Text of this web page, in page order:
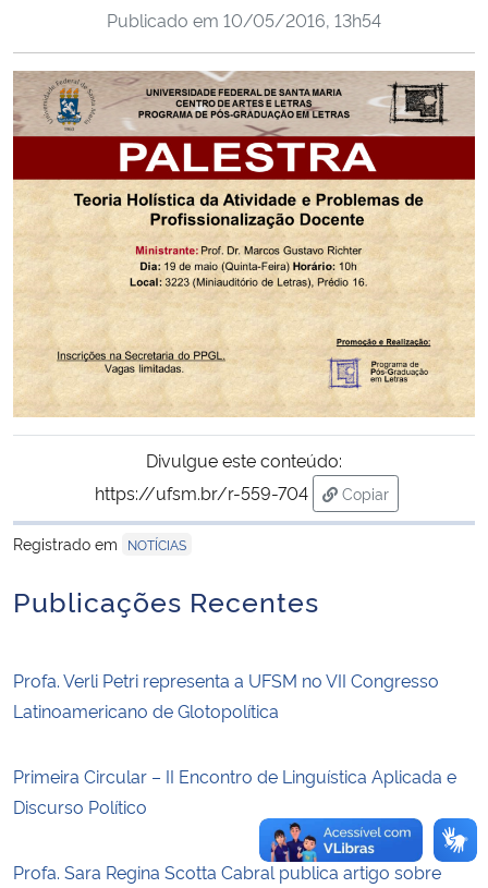
Ministério da Cidadania
Ministério da Saúde
Ministério de Minas e Energia
Ministério da Ciência, Tecnologia, Inovações e Comunicações
Ministério do Meio Ambiente
Ministério do Turismo
Ministério do Desenvolvimento Regional
Controladoria-Geral da União
Ministério da Mulher, da Família e dos Direitos Humanos
Secretaria-Geral
Secretaria de Governo
Advocacia-Geral da União
Banco Central do Brasil
Publicado em 10/05/2016, 13h54
Divulgue este conteúdo:
https://ufsm.br/r-559-704
Copiar
para área de
Registrado em
NOTÍCIAS
Publicações Recentes
Profa. Verli Petri representa a UFSM no VII Congresso
Latinoamericano de Glotopolítica
Primeira Circular – II Encontro de Linguística Aplicada e
Discurso Político
Profa. Sara Regina Scotta Cabral publica artigo sobre